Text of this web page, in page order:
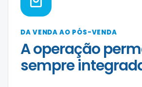
DA VENDA AO PÓS-VENDA
A operação
sempre